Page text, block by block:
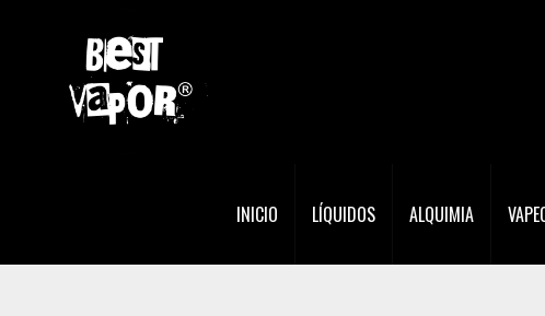
INICIO LÍQUIDOS ALQUIMIA